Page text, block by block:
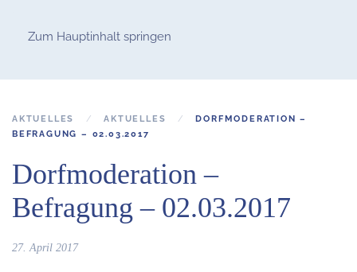
Zum Hauptinhalt springen
AKTUELLES AKTUELLES
DORFMODERATION –
BEFRAGUNG – 02.03.2017
Dorfmoderation –
Befragung – 02.03.2017
27. April 2017